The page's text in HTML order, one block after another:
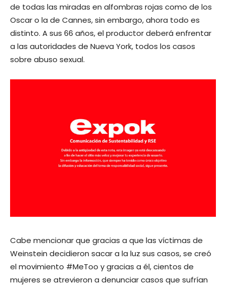
de todas las miradas en alfombras rojas como de los
Oscar o la de Cannes, sin embargo, ahora todo es
distinto. A sus 66 años, el productor deberá enfrentar
a las autoridades de Nueva York, todos los casos
sobre abuso sexual.
Cabe mencionar que gracias a que las víctimas de
Weinstein decidieron sacar a la luz sus casos, se creó
el movimiento #MeToo y gracias a él, cientos de
mujeres se atrevieron a denunciar casos que sufrían